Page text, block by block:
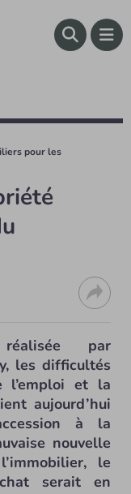
pour les
par
les difficultés
l’emploi et la
aujourd’hui
à la
nouvelle
le
serait en